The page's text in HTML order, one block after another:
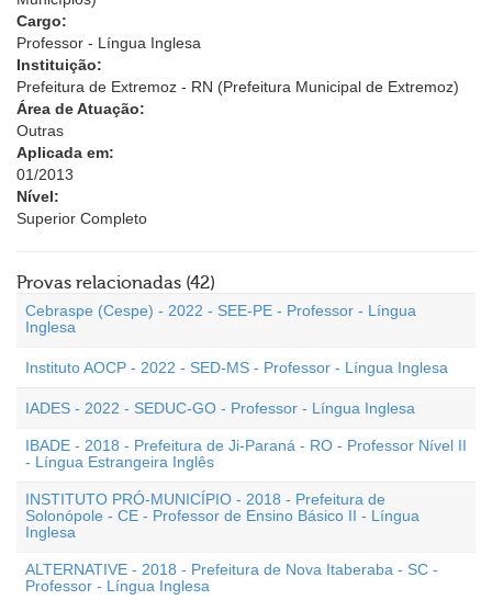
Cargo:
Professor - Língua Inglesa
Instituição:
Prefeitura de Extremoz - RN (Prefeitura Municipal de Extremoz)
Área de Atuação:
Outras
Aplicada em:
01/2013
Nível:
Superior Completo
Provas relacionadas (42)
Cebraspe (Cespe) - 2022 - SEE-PE - Professor - Língua
Inglesa
Instituto AOCP - 2022 - SED-MS - Professor - Língua Inglesa
IADES - 2022 - SEDUC-GO - Professor - Língua Inglesa
IBADE - 2018 - Prefeitura de Ji-Paraná - RO - Professor Nível II
- Língua Estrangeira Inglês
INSTITUTO PRÓ-MUNICÍPIO - 2018 - Prefeitura de
Solonópole - CE - Professor de Ensino Básico II - Língua
Inglesa
ALTERNATIVE - 2018 - Prefeitura de Nova Itaberaba - SC -
Professor - Língua Inglesa